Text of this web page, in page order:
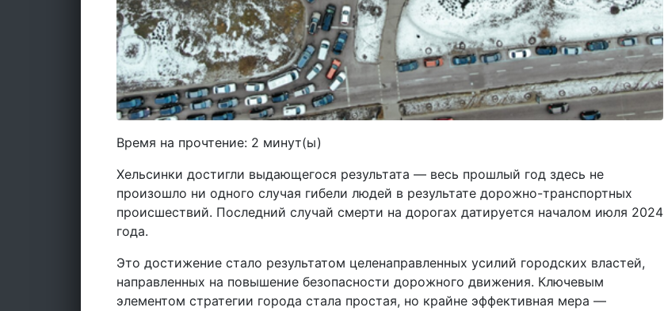
Время на прочтение: 2 минут(ы)
Хельсинки достигли выдающегося результата — весь прошлый год здесь не
произошло ни одного случая гибели людей в результате дорожно-транспортных
происшествий. Последний случай смерти на дорогах датируется началом июля 2024
года.
Это достижение стало результатом целенаправленных усилий городских властей,
направленных на повышение безопасности дорожного движения. Ключевым
элементом стратегии города стала простая, но крайне эффективная мера —